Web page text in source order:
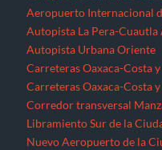
Espejos de la resistencia
Fracturación Hidráulica
Hidrocarburos
Gasoducto Jaltipan –
Gasoducto Salina Cruz –
Proyecto Aceites
Sistema de Transporte de
Home Jornaleros